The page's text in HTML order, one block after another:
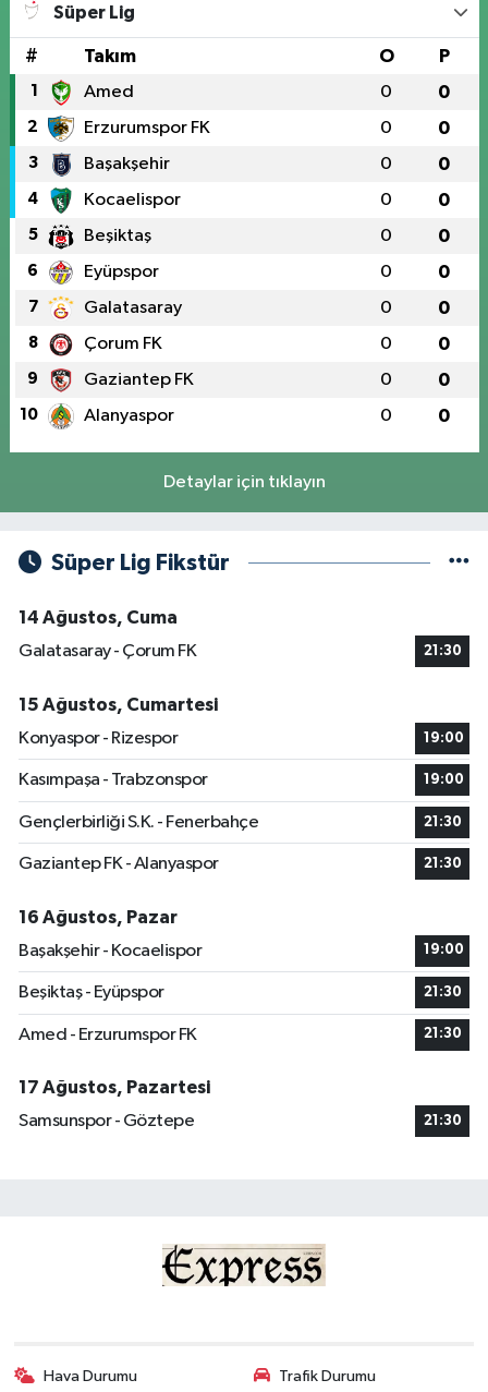
Süper Lig
# Takım O P
1 Amed 0 0
2 Erzurumspor FK 0 0
3 Başakşehir 0 0
4 Kocaelispor 0 0
5 Beşiktaş 0 0
6 Eyüpspor 0 0
7 Galatasaray 0 0
8 Çorum FK 0 0
9 Gaziantep FK 0 0
10 Alanyaspor 0 0
Detaylar için tıklayın
Süper Lig Fikstür
14 Ağustos, Cuma
Galatasaray - Çorum FK
21:30
15 Ağustos, Cumartesi
Konyaspor - Rizespor
19:00
Kasımpaşa - Trabzonspor 19:00
Gençlerbirliği S.K. - Fenerbahçe 21:30
Gaziantep FK - Alanyaspor 21:30
16 Ağustos, Pazar
Başakşehir - Kocaelispor
19:00
Beşiktaş - Eyüpspor 21:30
Amed - Erzurumspor FK 21:30
17 Ağustos, Pazartesi
Samsunspor - Göztepe
21:30
Hava Durumu Trafik Durumu